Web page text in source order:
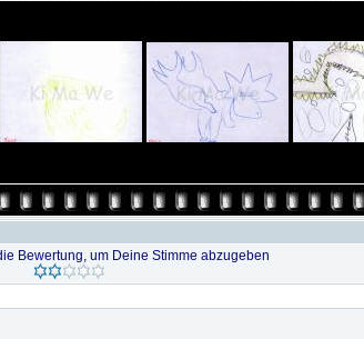
Bewertung, um Deine Stimme abzugeben